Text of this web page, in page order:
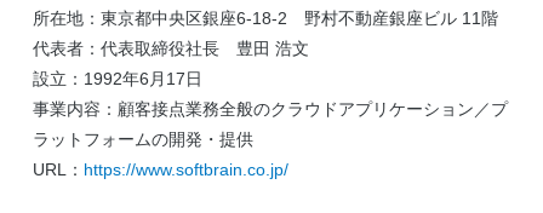
所在地：東京都中央区銀座6-18-2 野村不動産銀座ビル 11階
代表者：代表取締役社長 豊田 浩文
設立：1992年6月17日
事業内容：顧客接点業務全般のクラウドアプリケーション／プ
ラットフォームの開発・提供
URL： https://www.softbrain.co.jp/